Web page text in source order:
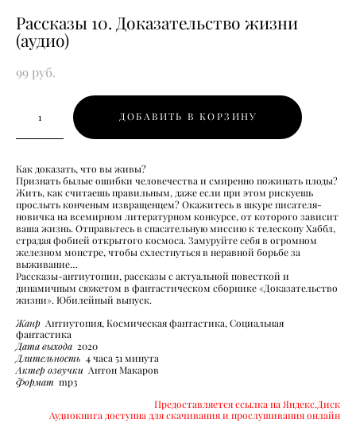
Рассказы 10. Доказательство жизни
(аудио)
99 pуб.
ДОБАВИТЬ В КОРЗИНУ
Как доказать, что вы живы?
Признать былые ошибки человечества и смиренно пожинать плоды?
Жить, как считаешь правильным, даже если при этом рискуешь
прослыть конченым извращенцем? Окажитесь в шкуре писателя-
новичка на всемирном литературном конкурсе, от которого зависит
ваша жизнь. Отправьтесь в спасательную миссию к телескопу Хаббл,
страдая фобией открытого космоса. Замуруйте себя в огромном
железном монстре, чтобы схлестнуться в неравной борьбе за
выживание…
Рассказы-антиутопии, рассказы с актуальной повесткой и
динамичным сюжетом в фантастическом сборнике «Доказательство
жизни». Юбилейный выпуск.
Жанр Антиутопия, Космическая фантастика, Социальная
фантастика
Дата выхода 2020
Длительность 4 часа 51 минута
Актер озвучки Антон Макаров
Формат mp3
Предоставляется ссылка на Яндекс.Диск
Аудиокнига доступна для скачивания и прослушивания онлайн